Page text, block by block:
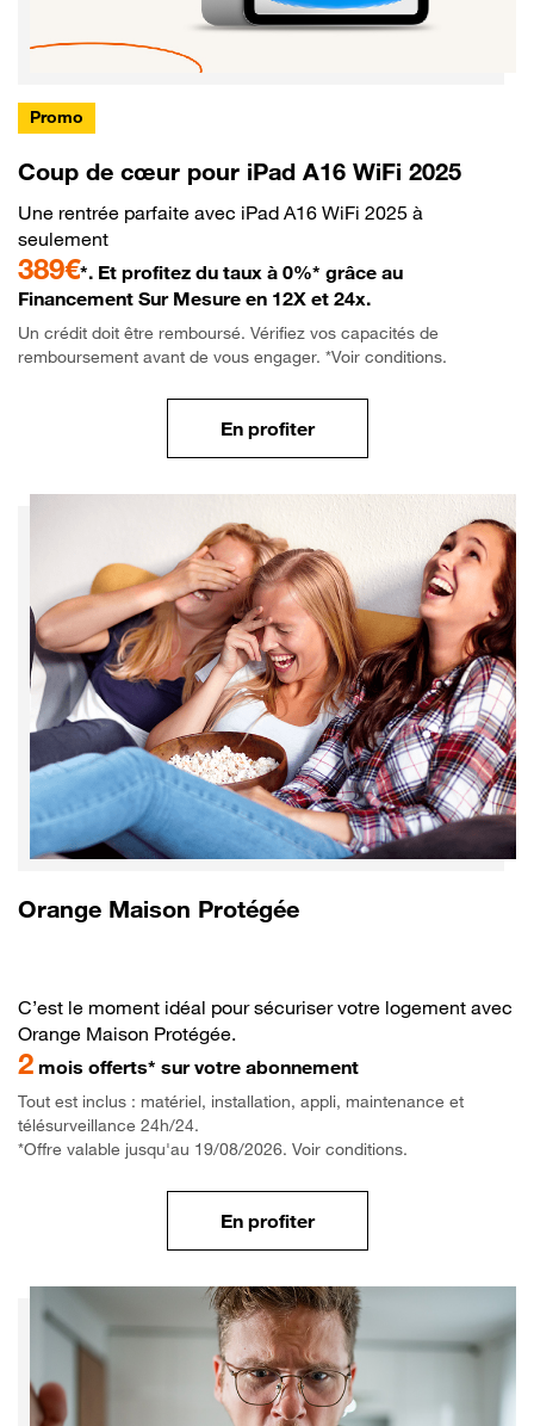
Promo
Coup de cœur pour iPad A16 WiFi 2025
Une rentrée parfaite avec iPad A16 WiFi 2025 à
seulement
389€*. Et profitez du taux à 0%* grâce au
Financement Sur Mesure en 12X et 24x.
Un crédit doit être remboursé. Vérifiez vos capacités de
remboursement avant de vous engager. *Voir conditions.
En profiter
Orange Maison Protégée
C’est le moment idéal pour sécuriser votre logement avec
Orange Maison Protégée.
2 mois offerts* sur votre abonnement
Tout est inclus : matériel, installation, appli, maintenance et
télésurveillance 24h/24.
*Offre valable jusqu'au 19/08/2026. Voir conditions.
En profiter